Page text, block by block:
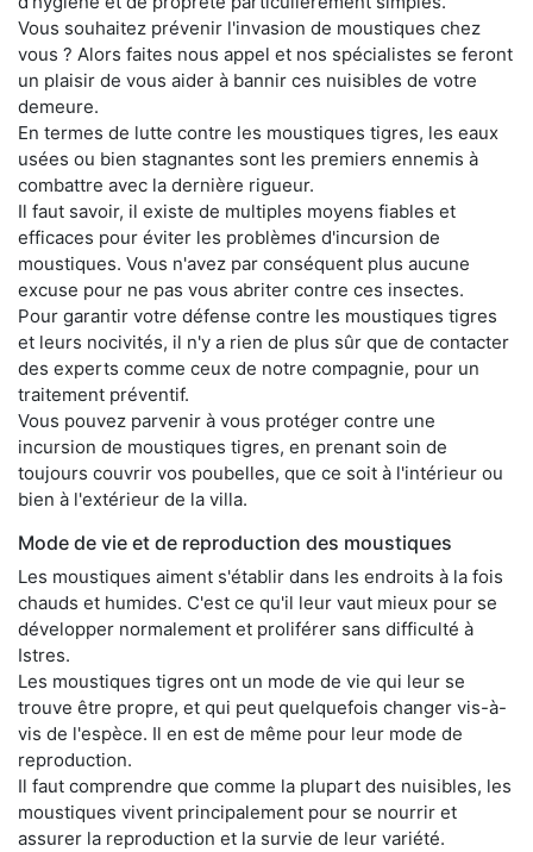
Vous souhaitez prévenir l'invasion de moustiques chez
vous ? Alors faites nous appel et nos spécialistes se feront
un plaisir de vous aider à bannir ces nuisibles de votre
demeure.
En termes de lutte contre les moustiques tigres, les eaux
usées ou bien stagnantes sont les premiers ennemis à
combattre avec la dernière rigueur.
Il faut savoir, il existe de multiples moyens fiables et
efficaces pour éviter les problèmes d'incursion de
moustiques. Vous n'avez par conséquent plus aucune
excuse pour ne pas vous abriter contre ces insectes.
Pour garantir votre défense contre les moustiques tigres
et leurs nocivités, il n'y a rien de plus sûr que de contacter
des experts comme ceux de notre compagnie, pour un
traitement préventif.
Vous pouvez parvenir à vous protéger contre une
incursion de moustiques tigres, en prenant soin de
toujours couvrir vos poubelles, que ce soit à l'intérieur ou
bien à l'extérieur de la villa.
Mode de vie et de reproduction des moustiques
Les moustiques aiment s'établir dans les endroits à la fois
chauds et humides. C'est ce qu'il leur vaut mieux pour se
développer normalement et proliférer sans difficulté à
Istres.
Les moustiques tigres ont un mode de vie qui leur se
trouve être propre, et qui peut quelquefois changer vis-à-
vis de l'espèce. Il en est de même pour leur mode de
reproduction.
Il faut comprendre que comme la plupart des nuisibles, les
moustiques vivent principalement pour se nourrir et
assurer la reproduction et la survie de leur variété.